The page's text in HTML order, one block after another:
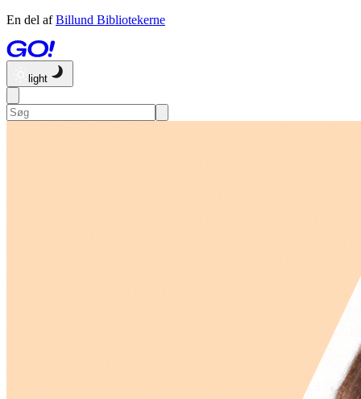
En del af Billund Bibliotekerne
light